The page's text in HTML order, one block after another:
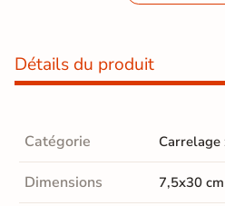
Détails du produit
Catégorie
Dimensions 7,5x30 cm